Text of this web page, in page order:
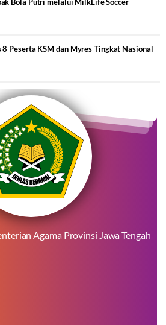
8 Peserta KSM dan Myres Tingkat Nasional
Agama Provinsi Jawa Tengah